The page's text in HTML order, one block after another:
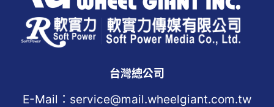
台灣總公司
E-Mail：service@mail.wheelgiant.com.tw